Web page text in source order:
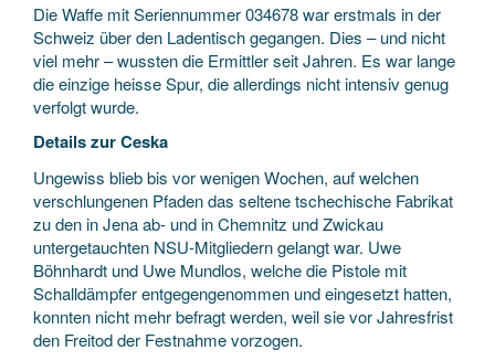
Die Waffe mit Seriennummer 034678 war erstmals in der
Schweiz über den Ladentisch gegangen. Dies – und nicht
viel mehr – wussten die Ermittler seit Jahren. Es war lange
die einzige heisse Spur, die allerdings nicht intensiv genug
verfolgt wurde.
Details zur Ceska
Ungewiss blieb bis vor wenigen Wochen, auf welchen
verschlungenen Pfaden das seltene tschechische Fabrikat
zu den in Jena ab- und in Chemnitz und Zwickau
untergetauchten NSU-Mitgliedern gelangt war. Uwe
Böhnhardt und Uwe Mundlos, welche die Pistole mit
Schalldämpfer entgegengenommen und eingesetzt hatten,
konnten nicht mehr befragt werden, weil sie vor Jahresfrist
den Freitod der Festnahme vorzogen.